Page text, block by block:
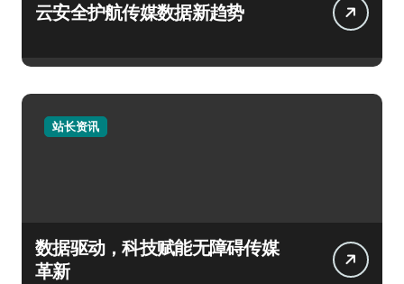
云安全护航传媒数据新趋势
站长资讯
数据驱动，科技赋能无障碍传媒
革新